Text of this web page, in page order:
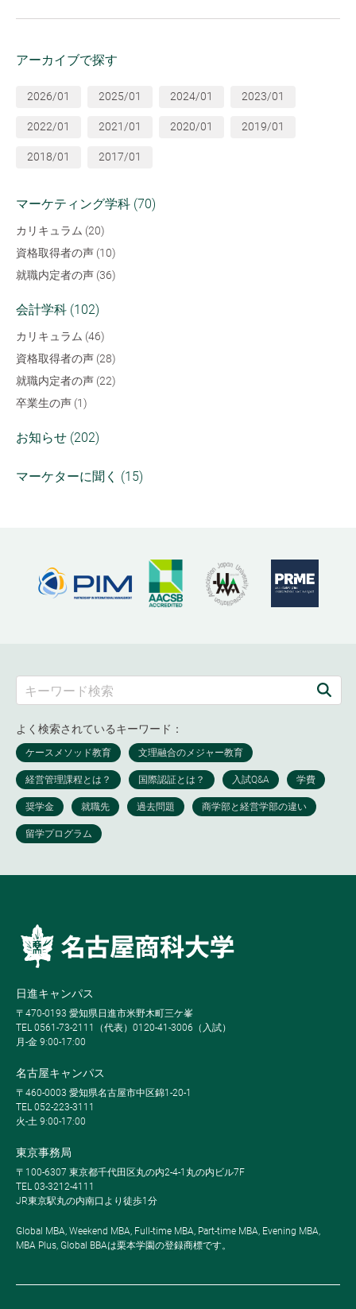
アーカイブで探す
2026/01 2025/01 2024/01 2023/01
2022/01 2021/01 2020/01 2019/01
2018/01 2017/01
マーケティング学科 (70)
カリキュラム (20)
資格取得者の声 (10)
就職内定者の声 (36)
会計学科 (102)
カリキュラム (46)
資格取得者の声 (28)
就職内定者の声 (22)
卒業生の声 (1)
お知らせ (202)
マーケターに聞く (15)
よく検索されているキーワード：
日進キャンパス
〒470-0193 愛知県日進市米野木町三ケ峯
TEL 0561-73-2111（代表）0120-41-3006（入試）
月-金 9:00-17:00
名古屋キャンパス
〒460-0003 愛知県名古屋市中区錦1-20-1
TEL 052-223-3111
火-土 9:00-17:00
東京事務局
〒100-6307 東京都千代田区丸の内2-4-1丸の内ビル7F
TEL 03-3212-4111
JR東京駅丸の内南口より徒歩1分
Global MBA, Weekend MBA, Full-time MBA, Part-time MBA, Evening MBA,
MBA Plus, Global BBAは栗本学園の登録商標です。